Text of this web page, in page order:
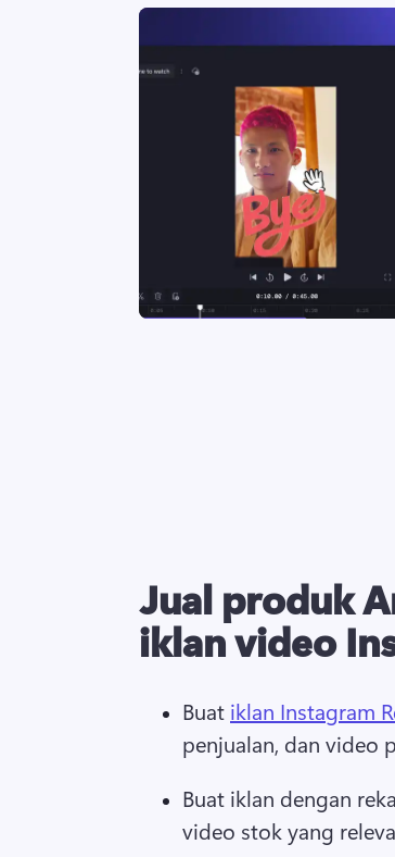
Jual produk
iklan video
Buat iklan Instagram
penjualan, dan video
Buat iklan dengan
video stok yang